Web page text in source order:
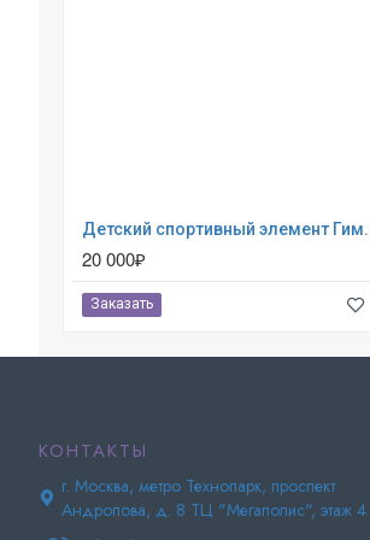
20 000₽
Заказать
КОНТАКТЫ
г. Москва, метро Технопарк, проспект
Андропова, д. 8 ТЦ "Мегаполис", этаж 4.